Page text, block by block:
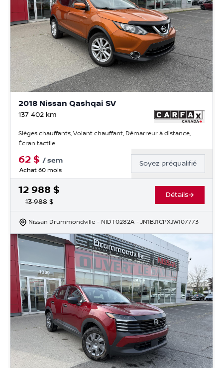
2018 Nissan Qashqai SV
137 402 km
Sièges chauffants, Volant chauffant, Démarreur à distance,
Écran tactile
62 $ /sem
Achat 60 mois
Soyez préqualifié
12 988 $
13 988$
Détails
Nissan Drummondville - NIDT0282A - JN1BJ1CPXJW107773